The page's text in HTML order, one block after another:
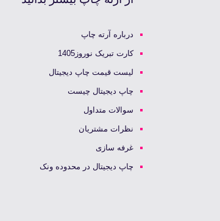
درباره آرته چاپ
کارت تبریک نوروز1405
لیست قیمت چاپ دیجیتال
چاپ دیجیتال چیست
سوالات متداول
نظرات مشتریان
غرفه سازی
چاپ دیجیتال در محدوده ونک